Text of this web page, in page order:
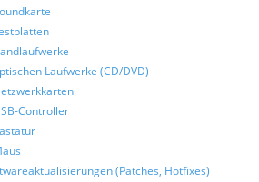
Laufwerke (CD/DVD)
Controller
(Patches, Hotfixes)